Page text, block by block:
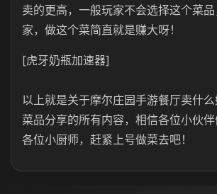
卖的更高，一般玩家不会选择这个菜
家，做这个菜简直就是赚大呀！
[虎牙奶瓶加速器]
以上就是关于摩尔庄园手游餐厅卖什
菜品分享的所有内容，相信各位小伙伴
各位小厨师，赶紧上号做菜去吧！